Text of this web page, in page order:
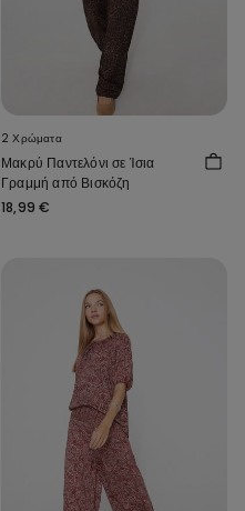
2 Χρώματα
Μακρύ Παντελόνι σε Ίσια
Γραμμή από Βισκόζη
18,99 €